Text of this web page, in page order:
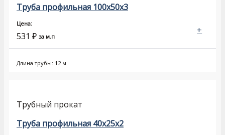
Труба профильная 100х50х3
Цена:
531 ₽ за м.п
Длина трубы: 12 м
+
Трубный прокат
Труба профильная 40х25х2